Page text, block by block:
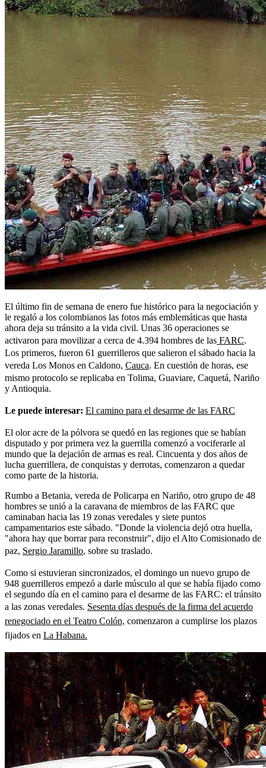
El último fin de semana de enero fue histórico para la negociación y
le regaló a los colombianos las fotos más emblemáticas que hasta
ahora deja su tránsito a la vida civil. Unas 36 operaciones se
activaron para movilizar a cerca de 4.394 hombres de las FARC.
Los primeros, fueron 61 guerrilleros que salieron el sábado hacia la
vereda Los Monos en Caldono, Cauca. En cuestión de horas, ese
mismo protocolo se replicaba en Tolima, Guaviare, Caquetá, Nariño
y Antioquia.
Le puede interesar: El camino para el desarme de las FARC
El olor acre de la pólvora se quedó en las regiones que se habían
disputado y por primera vez la guerrilla comenzó a vociferarle al
mundo que la dejación de armas es real. Cincuenta y dos años de
lucha guerrillera, de conquistas y derrotas, comenzaron a quedar
como parte de la historia.
Rumbo a Betania, vereda de Policarpa en Nariño, otro grupo de 48
hombres se unió a la caravana de miembros de las FARC que
caminaban hacia las 19 zonas veredales y siete puntos
campamentarios este sábado. "Donde la violencia dejó otra huella,
"ahora hay que borrar para reconstruir", dijo el Alto Comisionado de
paz, Sergio Jaramillo, sobre su traslado.
Como si estuvieran sincronizados, el domingo un nuevo grupo de
948 guerrilleros empezó a darle músculo al que se había fijado como
el segundo día en el camino para el desarme de las FARC: el tránsito
a las zonas veredales. Sesenta días después de la firma del acuerdo
renegociado en el Teatro Colón, comenzaron a cumplirse los plazos
fijados en La Habana.